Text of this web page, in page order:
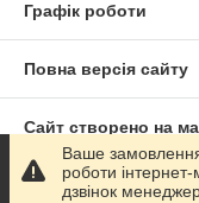
Графік роботи
Повна версія сайту
Сайт створено на
Політика
Ваше
роботи
дзвінок